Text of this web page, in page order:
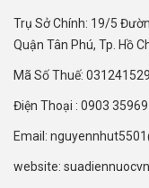
Trụ Sở Chính: 19/5
Quận Tân Phú, Tp. Hồ
Mã Số Thuế:
Điện Thoại : 0903
Email:
website: